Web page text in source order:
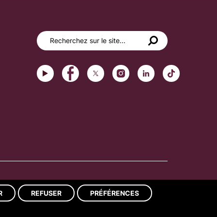
REFUSER PRÉFÉRENCES
Réalisation du site : ads-COM